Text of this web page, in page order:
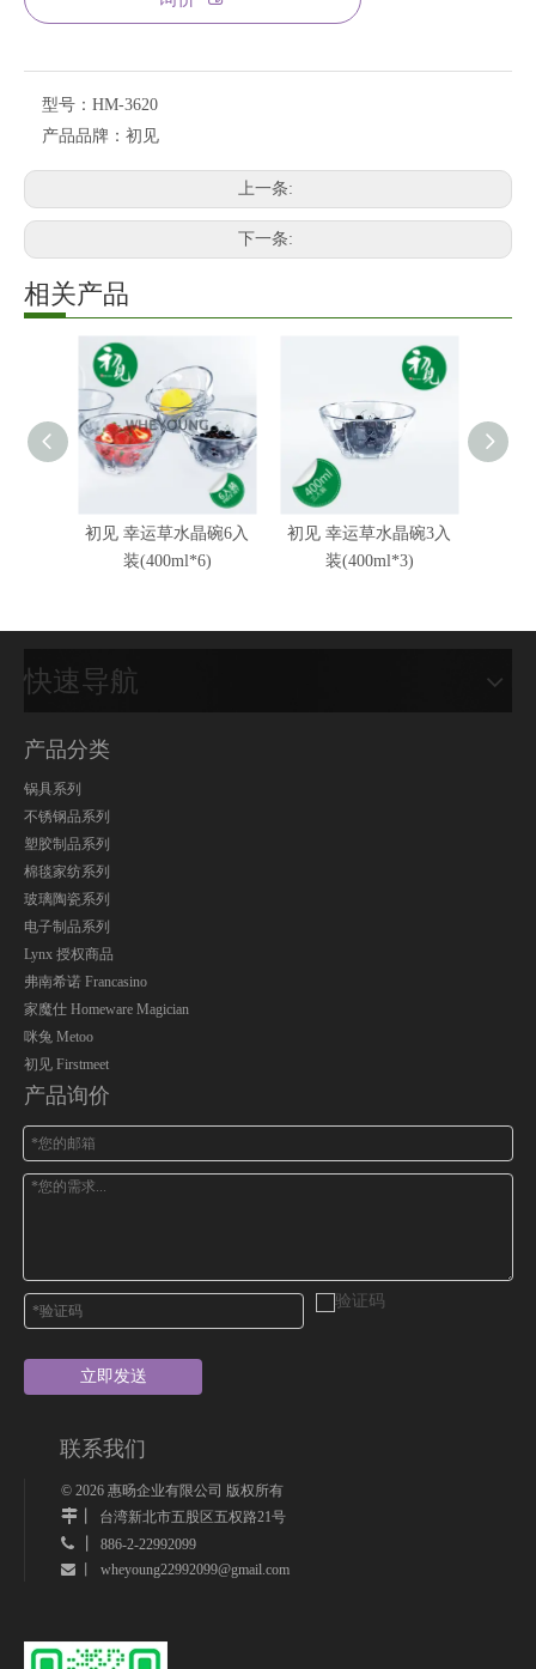
型号： HM-3620
产品品牌： 初见
上一条:
下一条:
相关产品
初见 幸运草水晶碗6入
装(400ml*6)
初见 幸运草水晶碗3入
装(400ml*3)
快速导航
产品分类
锅具系列
不锈钢品系列
塑胶制品系列
棉毯家纺系列
玻璃陶瓷系列
电子制品系列
Lynx 授权商品
弗南希诺 Francasino
家魔仕 Homeware Magician
咪兔 Metoo
初见 Firstmeet
产品询价
立即发送
联系我们
© 2026 惠旸企业有限公司 版权所有
丨 台湾新北市五股区五权路21号
 丨 886-2-22992099
 丨 wheyoung22992099@gmail.com